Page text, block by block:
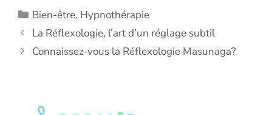
Catégories
Bien-être, Hypnothérapie
La Réflexologie, l’art d’un réglage subtil
Connaissez-vous la Réflexologie Masunaga?